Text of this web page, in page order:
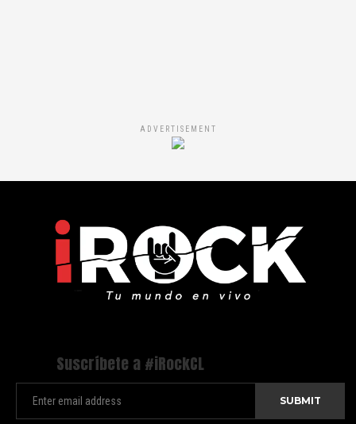
ADVERTISEMENT
Suscríbete a #iRockCL